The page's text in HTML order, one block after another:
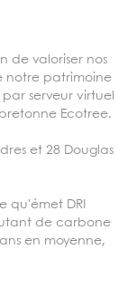
de valoriser nos
notre patrimoine
serveur virtuel
Ecotree.
et 28 Douglas
qu'émet DRI
de carbone
en moyenne,